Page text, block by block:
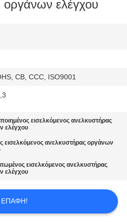
οργάνων ελέγχου
CB, CCC, ISO9001
εισελκόμενος ανελκυστήρας
ελέγχου
εισελκόμενος ανελκυστήρας οργάνων
εισελκόμενος ανελκυστήρας
ελέγχου
ΕΠΑΦΉ!